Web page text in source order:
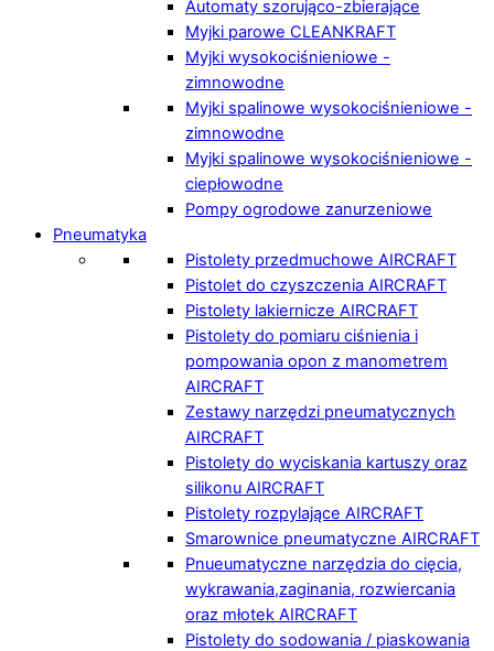
Automaty szorująco-zbierające
Myjki parowe CLEANKRAFT
Myjki wysokociśnieniowe -
zimnowodne
Myjki spalinowe wysokociśnieniowe -
zimnowodne
Myjki spalinowe wysokociśnieniowe -
ciepłowodne
Pompy ogrodowe zanurzeniowe
Pneumatyka
Pistolety przedmuchowe AIRCRAFT
Pistolet do czyszczenia AIRCRAFT
Pistolety lakiernicze AIRCRAFT
Pistolety do pomiaru ciśnienia i
pompowania opon z manometrem
AIRCRAFT
Zestawy narzędzi pneumatycznych
AIRCRAFT
Pistolety do wyciskania kartuszy oraz
silikonu AIRCRAFT
Pistolety rozpylające AIRCRAFT
Smarownice pneumatyczne AIRCRAFT
Pnueumatyczne narzędzia do cięcia,
wykrawania,zaginania, rozwiercania
oraz młotek AIRCRAFT
Pistolety do sodowania / piaskowania